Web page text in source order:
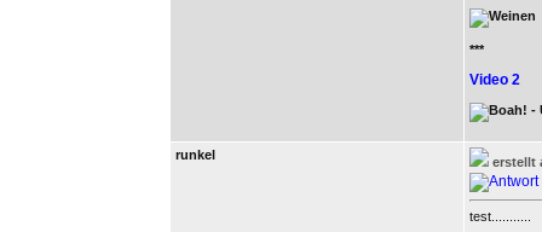
***
Video 2
runkel erstellt
test...........